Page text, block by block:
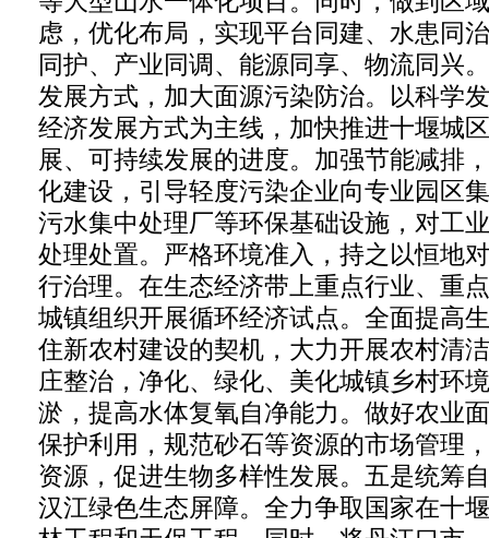
虑，优化布局，实现平台同建、水患同
同护、产业同调、能源同享、物流同兴
发展方式，加大面源污染防治。以科学
经济发展方式为主线，加快推进十堰城
展、可持续发展的进度。加强节能减排
化建设，引导轻度污染企业向专业园区
污水集中处理厂等环保基础设施，对工
处理处置。严格环境准入，持之以恒地
行治理。在生态经济带上重点行业、重
城镇组织开展循环经济试点。全面提高
住新农村建设的契机，大力开展农村清
庄整治，净化、绿化、美化城镇乡村环
淤，提高水体复氧自净能力。做好农业
保护利用，规范砂石等资源的市场管理
资源，促进生物多样性发展。五是统筹
汉江绿色生态屏障。全力争取国家在十